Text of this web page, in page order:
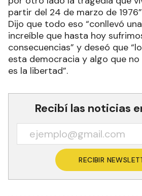
partir del 24 de marzo de
Dijo que todo eso “conllevó
increíble que hasta hoy
consecuencias” y deseó que
esta democracia y algo que
es la libertad”.
Recibí las noticias
RECIBIR